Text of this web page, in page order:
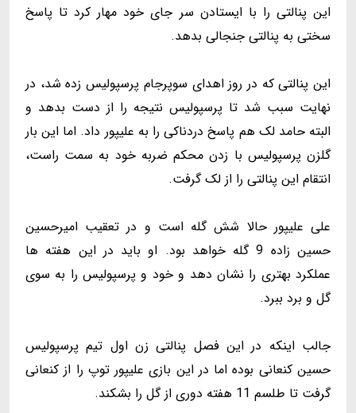
این پنالتی را با ایستادن سر جای خود مهار کرد تا پاسخ
سختی به پنالتی جنجالی بدهد.
این پنالتی که در روز اهدای سوپرجام پرسپولیس زده شد، در
نهایت سبب شد تا پرسپولیس نتیجه را از دست بدهد و
البته حامد لک هم پاسخ دردناکی را به علیپور داد. اما این بار
گلزن پرسپولیس با زدن محکم ضربه خود به سمت راست،
انتقام این پنالتی را از لک گرفت.
علی علیپور حالا شش گله است و در تعقیب امیرحسین
حسین زاده 9 گله خواهد بود. او باید در این هفته ها
عملکرد بهتری را نشان دهد و خود و پرسپولیس را به سوی
گل و برد ببرد.
جالب اینکه در این فصل پنالتی زن اول تیم پرسپولیس
حسین کنعانی بوده اما در این بازی علیپور توپ را از کنعانی
گرفت تا طلسم 11 هفته دوری از گل را بشکند.